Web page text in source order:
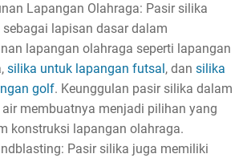
Lapangan Olahraga: Pasir silika
lapisan dasar dalam
lapangan olahraga seperti lapangan
silika untuk lapangan futsal , dan silika
golf. Keunggulan pasir silika dalam
air membuatnya menjadi pilihan yang
konstruksi lapangan olahraga.
Pasir silika juga memiliki